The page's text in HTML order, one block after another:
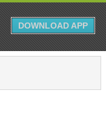
DOWNLOAD APP